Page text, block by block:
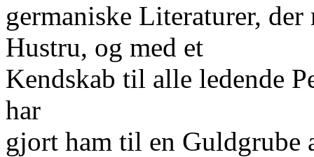
germaniske Literaturer,
Hustru, og med et
Kendskab til alle ledende
har
gjort ham til en Guldgrube